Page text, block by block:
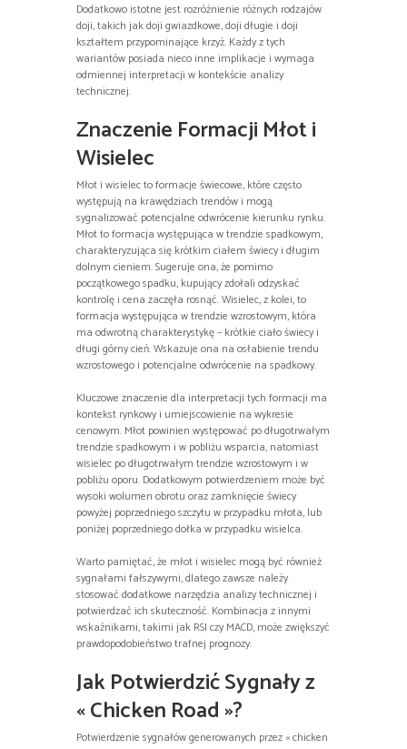
Dodatkowo istotne jest rozróżnienie różnych rodzajów
doji, takich jak doji gwiazdkowe, doji długie i doji
kształtem przypominające krzyż. Każdy z tych
wariantów posiada nieco inne implikacje i wymaga
odmiennej interpretacji w kontekście analizy
technicznej.
Znaczenie Formacji Młot i
Wisielec
Młot i wisielec to formacje świecowe, które często
występują na krawędziach trendów i mogą
sygnalizować potencjalne odwrócenie kierunku rynku.
Młot to formacja występująca w trendzie spadkowym,
charakteryzująca się krótkim ciałem świecy i długim
dolnym cieniem. Sugeruje ona, że pomimo
początkowego spadku, kupujący zdołali odzyskać
kontrolę i cena zaczęła rosnąć. Wisielec, z kolei, to
formacja występująca w trendzie wzrostowym, która
ma odwrotną charakterystykę – krótkie ciało świecy i
długi górny cień. Wskazuje ona na osłabienie trendu
wzrostowego i potencjalne odwrócenie na spadkowy.
Kluczowe znaczenie dla interpretacji tych formacji ma
kontekst rynkowy i umiejscowienie na wykresie
cenowym. Młot powinien występować po długotrwałym
trendzie spadkowym i w pobliżu wsparcia, natomiast
wisielec po długotrwałym trendzie wzrostowym i w
pobliżu oporu. Dodatkowym potwierdzeniem może być
wysoki wolumen obrotu oraz zamknięcie świecy
powyżej poprzedniego szczytu w przypadku młota, lub
poniżej poprzedniego dołka w przypadku wisielca.
Warto pamiętać, że młot i wisielec mogą być również
sygnałami fałszywymi, dlatego zawsze należy
stosować dodatkowe narzędzia analizy technicznej i
potwierdzać ich skuteczność. Kombinacja z innymi
wskaźnikami, takimi jak RSI czy MACD, może zwiększyć
prawdopodobieństwo trafnej prognozy.
Jak Potwierdzić Sygnały z
« Chicken Road »?
Potwierdzenie sygnałów generowanych przez « chicken